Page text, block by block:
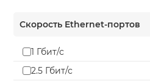
Скорость Ethernet-портов
1 Гбит/с
2.5 Гбит/с